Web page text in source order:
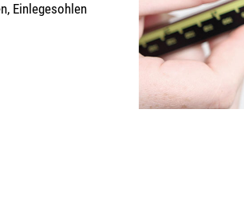
Einlegesohlen